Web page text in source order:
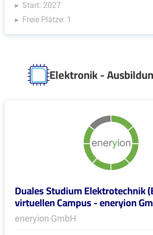
Start: 2027
Freie Plätze: 1
Elektronik -
Duales Studium Elektrotechnik
virtuellen Campus - eneryion
eneryion GmbH